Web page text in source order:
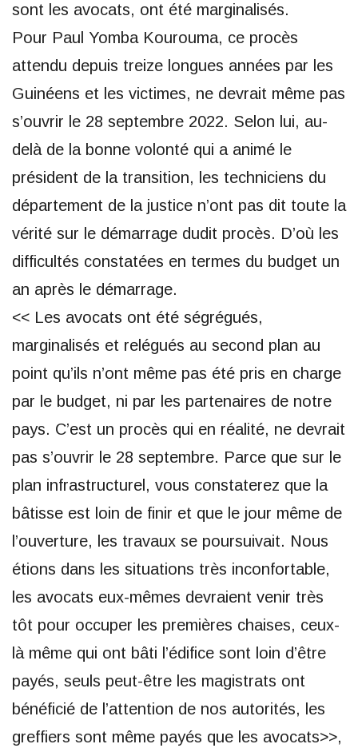
sont les avocats, ont été marginalisés.
Pour Paul Yomba Kourouma, ce procès
attendu depuis treize longues années par les
Guinéens et les victimes, ne devrait même pas
s’ouvrir le 28 septembre 2022. Selon lui, au-
delà de la bonne volonté qui a animé le
président de la transition, les techniciens du
département de la justice n’ont pas dit toute la
vérité sur le démarrage dudit procès. D’où les
difficultés constatées en termes du budget un
an après le démarrage.
<< Les avocats ont été ségrégués,
marginalisés et relégués au second plan au
point qu’ils n’ont même pas été pris en charge
par le budget, ni par les partenaires de notre
pays. C’est un procès qui en réalité, ne devrait
pas s’ouvrir le 28 septembre. Parce que sur le
plan infrastructurel, vous constaterez que la
bâtisse est loin de finir et que le jour même de
l’ouverture, les travaux se poursuivait. Nous
étions dans les situations très inconfortable,
les avocats eux-mêmes devraient venir très
tôt pour occuper les premières chaises, ceux-
là même qui ont bâti l’édifice sont loin d’être
payés, seuls peut-être les magistrats ont
bénéficié de l’attention de nos autorités, les
greffiers sont même payés que les avocats>>,